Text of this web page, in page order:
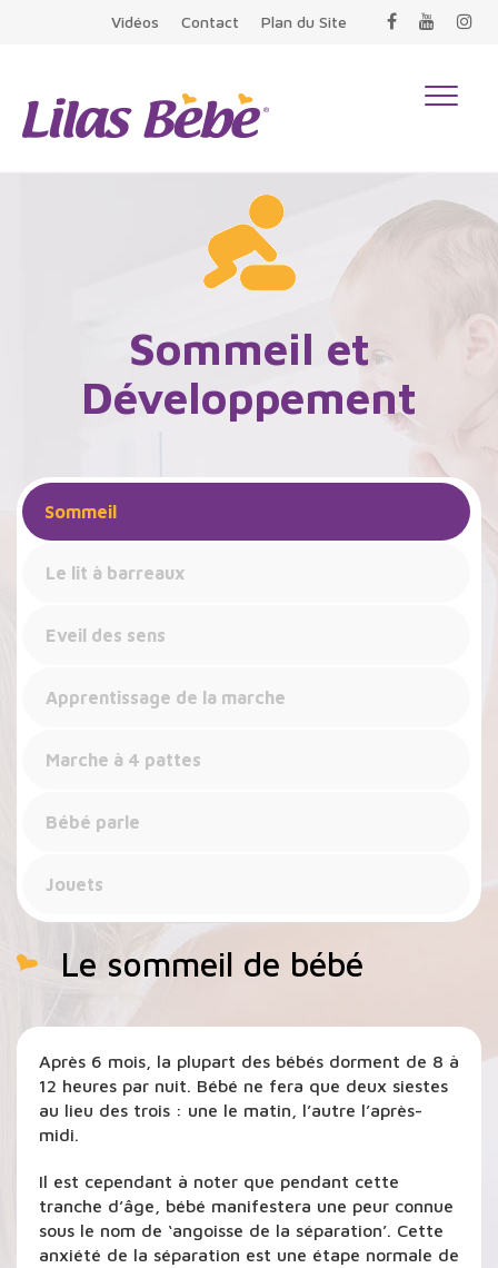
Vidéos Contact Plan du Site
Toggle
Sommeil et
Développement
Sommeil
Le lit à barreaux
Eveil des sens
Apprentissage de la marche
Marche à 4 pattes
Bébé parle
Jouets
Le sommeil de bébé
Après 6 mois, la plupart des bébés dorment de 8 à
12 heures par nuit. Bébé ne fera que deux siestes
au lieu des trois : une le matin, l’autre l’après-
midi.
Il est cependant à noter que pendant cette
tranche d’âge, bébé manifestera une peur connue
sous le nom de ‘angoisse de la séparation’. Cette
anxiété de la séparation est une étape normale de